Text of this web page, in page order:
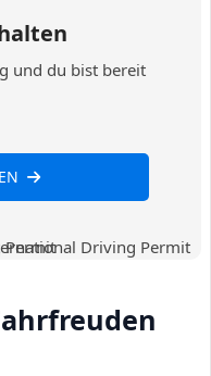
und du bist bereit